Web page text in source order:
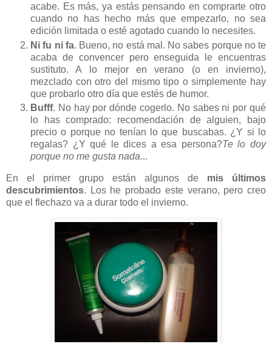
acabe. Es más, ya estás pensando en comprarte otro
cuando no has hecho más que empezarlo, no sea
edición limitada o esté agotado cuando lo necesites.
Ni fu ni fa. Bueno, no está mal. No sabes porque no te
acaba de convencer pero enseguida le encuentras
sustituto. A lo mejor en verano (o en invierno),
mezclado con otro del mismo tipo o simplemente hay
que probarlo otro día que estés de humor.
Bufff. No hay por dónde cogerlo. No sabes ni por qué
lo has comprado: recomendación de alguien, bajo
precio o porque no tenían lo que buscabas. ¿Y si lo
regalas? ¿Y qué le dices a esa persona?Te lo doy
porque no me gusta nada...
En el primer grupo están algunos de mis últimos
descubrimientos. Los he probado este verano, pero creo
que el flechazo va a durar todo el invierno.